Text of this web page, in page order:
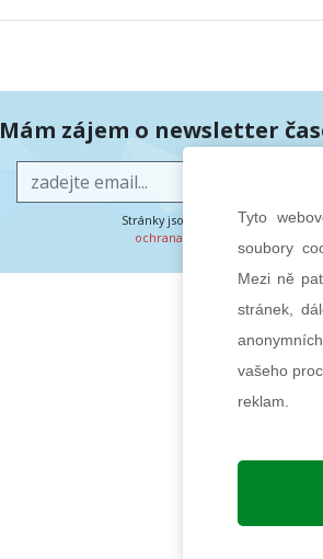
Mám zájem o newsletter
Stránky jsou chráněny službou
ochrana osobních údajů
Tyto
soubory
Mezi ně
stránek,
vašeho
reklam.